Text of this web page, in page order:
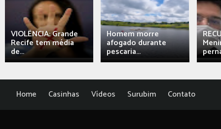
VIOLÊNCIA: Grande
Recife tem média
de...
Homem morre
afogado durante
pescaria...
Home Casinhas Vídeos Surubim Contato